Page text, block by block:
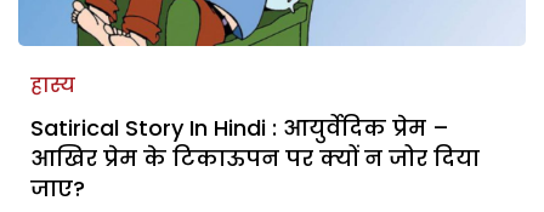
हास्य
Satirical Story In Hindi : आयुर्वेदिक प्रेम –
आखिर प्रेम के टिकाऊपन पर क्यों न जोर दिया
जाए?